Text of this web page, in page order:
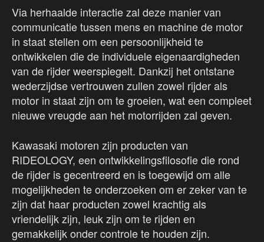
Via herhaalde interactie zal deze manier van
communicatie tussen mens en machine de motor
in staat stellen om een persoonlijkheid te
ontwikkelen die de individuele eigenaardigheden
van de rijder weerspiegelt. Dankzij het ontstane
wederzijdse vertrouwen zullen zowel rijder als
motor in staat zijn om te groeien, wat een compleet
nieuwe vreugde aan het motorrijden zal geven.
Kawasaki motoren zijn producten van
RIDEOLOGY, een ontwikkelingsfilosofie die rond
de rijder is gecentreerd en is toegewijd om alle
mogelijkheden te onderzoeken om er zeker van te
zijn dat haar producten zowel krachtig als
vriendelijk zijn, leuk zijn om te rijden en
gemakkelijk onder controle te houden zijn.